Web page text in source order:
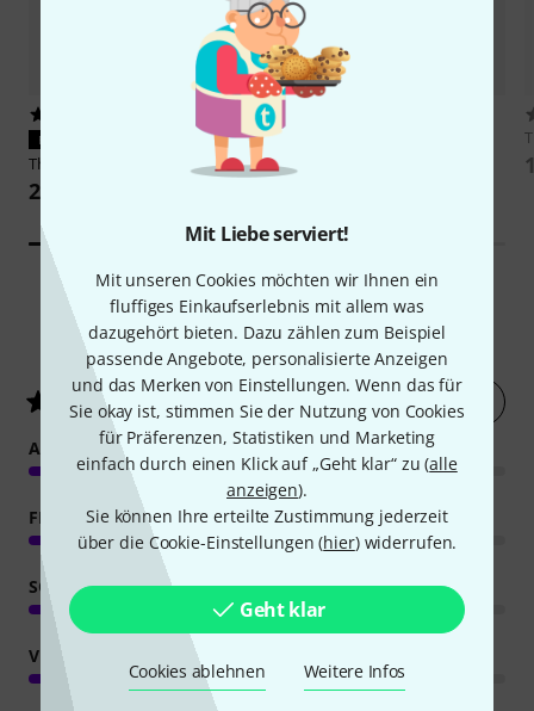
Mit Liebe serviert!
Mit unseren Cookies möchten wir Ihnen ein
fluffiges Einkaufserlebnis mit allem was
dazugehört bieten. Dazu zählen zum Beispiel
passende Angebote, personalisierte Anzeigen
und das Merken von Einstellungen. Wenn das für
Sie okay ist, stimmen Sie der Nutzung von Cookies
für Präferenzen, Statistiken und Marketing
einfach durch einen Klick auf „Geht klar“ zu (alle
anzeigen).
Sie können Ihre erteilte Zustimmung jederzeit
über die Cookie-Einstellungen (hier) widerrufen.
Geht klar
Cookies ablehnen Weitere Infos
PASST GARANTIERT
Thomann Gig Bag 3/4-Tuba
239 €
Schlipf
25Kundenbewertungen
4.7/ 5 Jetzt bewerten
ANSPRACHE
FEATURES
SOUND
VERARBEITUNG